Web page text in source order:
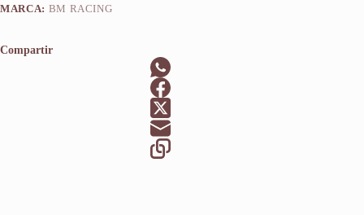
MARCA: BM RACING
Compartir